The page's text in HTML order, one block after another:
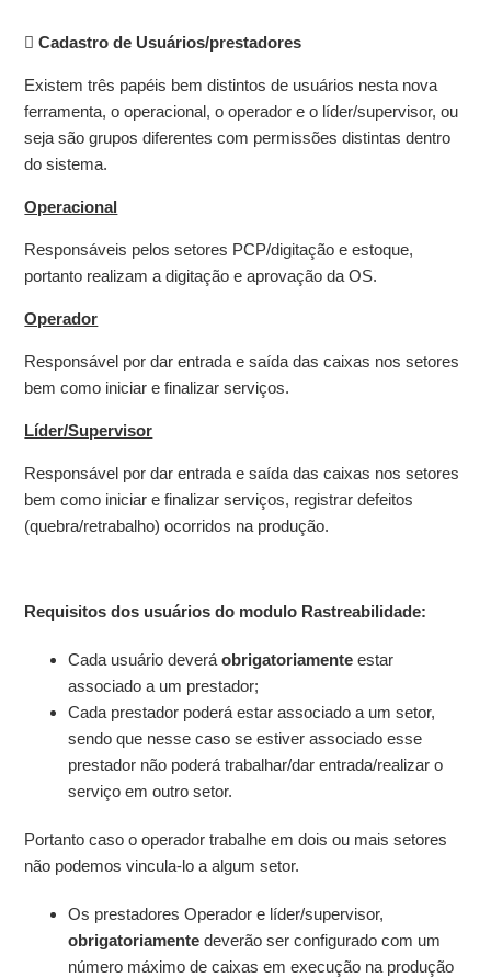
Cadastro de Usuários/prestadores
Existem três papéis bem distintos de usuários nesta nova
ferramenta, o operacional, o operador e o líder/supervisor, ou
seja são grupos diferentes com permissões distintas dentro
do sistema.
Operacional
Responsáveis pelos setores PCP/digitação e estoque,
portanto realizam a digitação e aprovação da OS.
Operador
Responsável por dar entrada e saída das caixas nos setores
bem como iniciar e finalizar serviços.
Líder/Supervisor
Responsável por dar entrada e saída das caixas nos setores
bem como iniciar e finalizar serviços, registrar defeitos
(quebra/retrabalho) ocorridos na produção.
Requisitos dos usuários do modulo Rastreabilidade:
Cada usuário deveráobrigatoriamente estar
associado a um prestador;
Cada prestador poderá estar associado a um setor,
sendo que nesse caso se estiver associado esse
prestador não poderá trabalhar/dar entrada/realizar o
serviço em outro setor.
Portanto caso o operador trabalhe em dois ou mais setores
não podemos vincula-lo a algum setor.
Os prestadores Operador e líder/supervisor,
obrigatoriamente deverão ser configurado com um
número máximo de caixas em execução na produção